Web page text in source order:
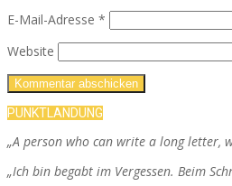
E-Mail-Adresse *
Website
PUNKTLANDUNG
„A person who can write a long letter,
„Ich bin begabt im Vergessen. Beim